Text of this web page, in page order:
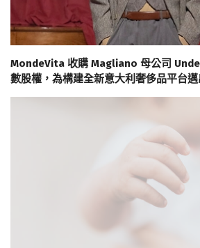
MondeVita 收購 Magliano 母公司
數股權，為構建全新意大利奢侈品平台